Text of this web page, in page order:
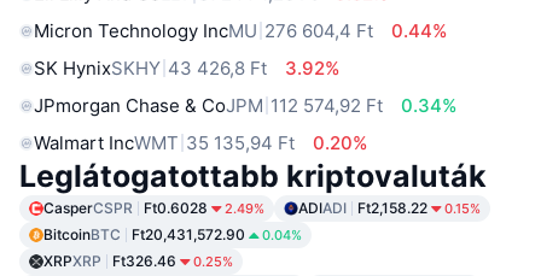
Micron Technology IncMU 276 604,4 Ft
0.44%
SK HynixSKHY 43 426,8 Ft
3.92%
JPmorgan Chase & CoJPM 112 574,92 Ft
0.34%
Walmart IncWMT 35 135,94 Ft 0.20%
Leglátogatottabb kriptovaluták
CasperCSPR Ft0.6028 2.49% ADIADI Ft2,158.22 0.15%
BitcoinBTC Ft20,431,572.90 0.04%
XRPXRP Ft326.46 0.25%